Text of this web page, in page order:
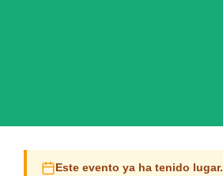
Este evento ya ha tenido lugar.